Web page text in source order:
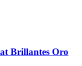
Brillantes Oro